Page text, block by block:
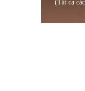
(Tất cả